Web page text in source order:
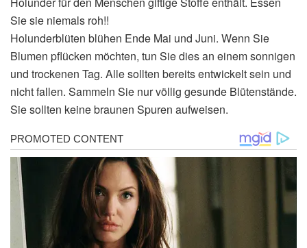
Sie sie niemals roh!!
Holunderblüten blühen Ende Mai und Juni. Wenn Sie
Blumen pflücken möchten, tun Sie dies an einem sonnigen
und trockenen Tag. Alle sollten bereits entwickelt sein und
nicht fallen. Sammeln Sie nur völlig gesunde Blütenstände.
Sie sollten keine braunen Spuren aufweisen.